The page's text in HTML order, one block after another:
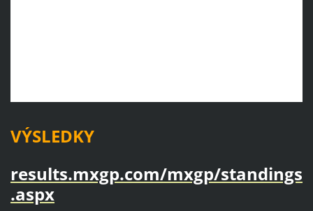
VÝSLEDKY
results.mxgp.com/mxgp/standings
.aspx